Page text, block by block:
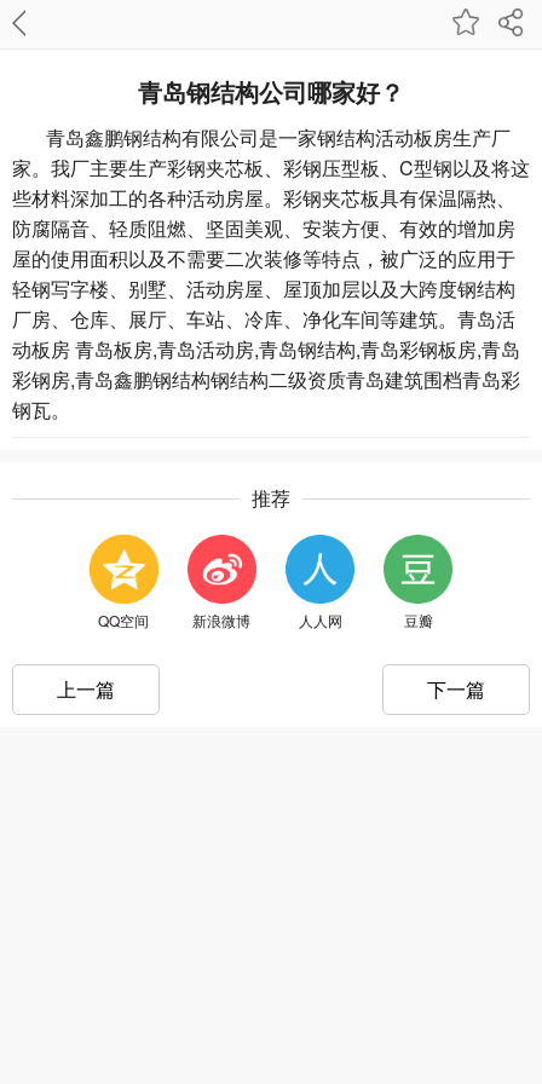
青岛钢结构公司哪家好？
青岛鑫鹏钢结构有限公司是一家钢结构活动板房生产厂
家。我厂主要生产彩钢夹芯板、彩钢压型板、C型钢以及将这
些材料深加工的各种活动房屋。彩钢夹芯板具有保温隔热、
防腐隔音、轻质阻燃、坚固美观、安装方便、有效的增加房
屋的使用面积以及不需要二次装修等特点，被广泛的应用于
轻钢写字楼、别墅、活动房屋、屋顶加层以及大跨度钢结构
厂房、仓库、展厅、车站、冷库、净化车间等建筑。青岛活
动板房 青岛板房,青岛活动房,青岛钢结构,青岛彩钢板房,青岛
彩钢房,青岛鑫鹏钢结构钢结构二级资质青岛建筑围档青岛彩
钢瓦。
推荐
QQ空间 新浪微博 人人网 豆瓣
上一篇 下一篇